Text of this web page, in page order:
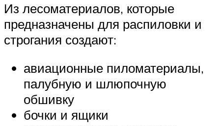
Из лесоматериалов, которые
предназначены для распиловки и
строгания создают:
авиационные пиломатериалы,
палубную и шлюпочную
обшивку
бочки и ящики